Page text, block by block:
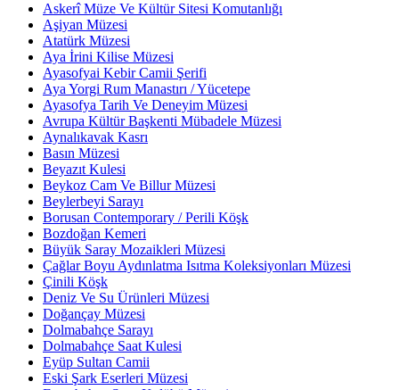
Askerî Müze Ve Kültür Sitesi Komutanlığı
Aşiyan Müzesi
Atatürk Müzesi
Aya İrini Kilise Müzesi
Ayasofyai Kebir Camii Şerifi
Aya Yorgi Rum Manastırı / Yücetepe
Ayasofya Tarih Ve Deneyim Müzesi
Avrupa Kültür Başkenti Mübadele Müzesi
Aynalıkavak Kasrı
Basın Müzesi
Beyazıt Kulesi
Beykoz Cam Ve Billur Müzesi
Beylerbeyi Sarayı
Borusan Contemporary / Perili Köşk
Bozdoğan Kemeri
Büyük Saray Mozaikleri Müzesi
Çağlar Boyu Aydınlatma Isıtma Koleksiyonları Müzesi
Çinili Köşk
Deniz Ve Su Ürünleri Müzesi
Doğançay Müzesi
Dolmabahçe Sarayı
Dolmabahçe Saat Kulesi
Eyüp Sultan Camii
Eski Şark Eserleri Müzesi